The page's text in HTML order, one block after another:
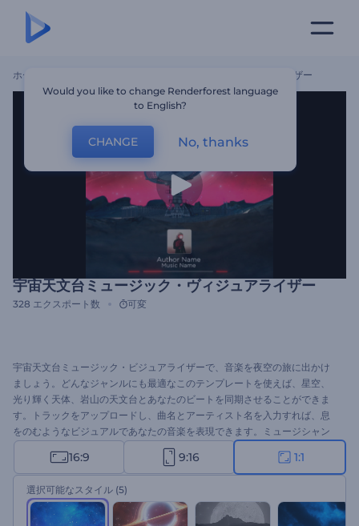
ホーム 宇宙天文台ミュージック・ヴィジュアライザー
宇宙天文台ミュージック・ヴィジュアライザー
328 エクスポート数 可変
宇宙天文台ミュージック・ビジュアライザーで、音楽を夜空の旅に出かけ
ましょう。どんなジャンルにも最適なこのテンプレートを使えば、星空、
光り輝く天体、岩山の天文台とあなたのビートを同期させることができま
す。トラックをアップロードし、曲名とアーティスト名を入力すれば、息
をのむようなビジュアルであなたの音楽を表現できます。ミュージシャン
やDJから音楽愛好家まで、このビジュアライザーがあれば、音楽がさらに
広がります。今すぐお試しを！
16:9 9:16 1:1
選択可能なスタイル (5)
Would you like to change Renderforest language
to English?
CHANGE No, thanks